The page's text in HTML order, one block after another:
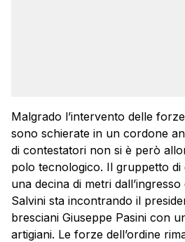
Malgrado l’intervento delle
sono schierate in un cordone
di contestatori non si è però
polo tecnologico. Il gruppetto di
una decina di metri
Salvini sta incontrando il
bresciani Giuseppe Pasini con
artigiani. Le forze dell’ordine